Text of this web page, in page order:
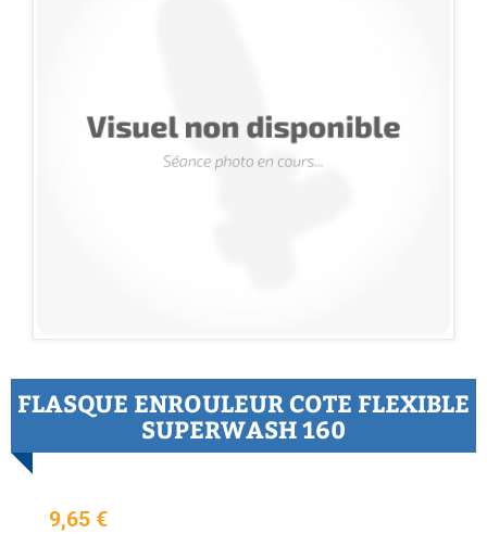
FLASQUE ENROULEUR COTE FLEXIBLE
SUPERWASH 160
9,65 €